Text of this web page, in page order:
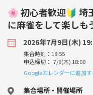
🌸 初心者歓迎🔰 埼
に麻雀をして楽し
2026年7月9日(木)
集合時刻：18:55
申込締切： 7/9(木) 18:00
Googleカレンダーに追加す
集合場所・開催場所